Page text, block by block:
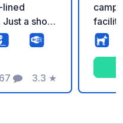
lined
a short
and
lès-Dax.
barriers,
camper
67
Comments
3.3
Rating
★